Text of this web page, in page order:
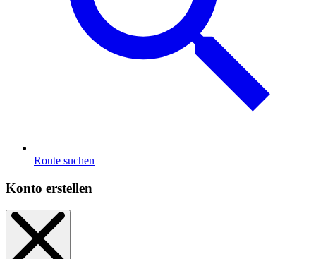
Route suchen
Konto erstellen